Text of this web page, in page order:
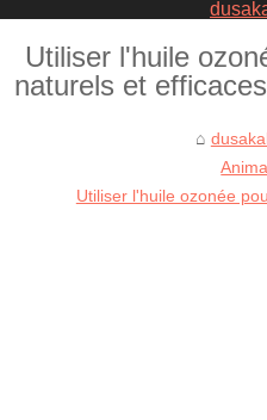
Utiliser l'huile
naturels et
Utiliser l'huile ozonée